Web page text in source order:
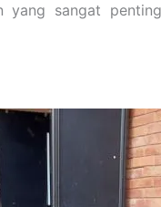
yang sangat